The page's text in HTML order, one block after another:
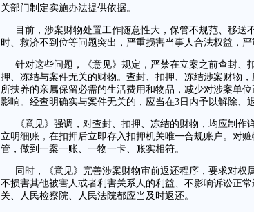
关部门制定实施办法提供依据。
目前，涉案财物处置工作随意性大，保管不规范、移送
时、救济不到位等问题突出，严重损害当事人合法权益，严
针对这些问题，《意见》规定，严禁在立案之前查封、
押、冻结与案件无关的财物。查封、扣押、冻结涉案财物
所扶养的亲属保留必需的生活费用和物品，减少对涉案单
影响。经查明确实与案件无关的，应当在3日内予以解除、退
《意见》强调，对查封、扣押、冻结的财物，均应制作
立明细账，在扣押后立即存入扣押机关唯一合规账户。对
管，做到一案一账、一物一卡、账实相符。
同时，《意见》完善涉案财物审前返还程序，要求对权
不损害其他被害人或者利害关系人的利益、不影响诉讼正
关、人民检察院、人民法院都应当及时返还。